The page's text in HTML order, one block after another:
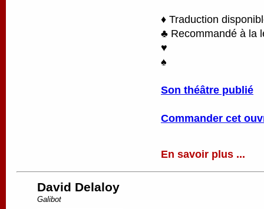
♦ Traduction
♣ Recommandé à la
♥
♠
Son théâtre publié
Commander cet
En savoir plus ...
David Delaloy
Galibot